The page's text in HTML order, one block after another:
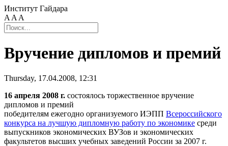
Институт Гайдара
A A A
Вручение дипломов и премий
Thursday, 17.04.2008, 12:31
16 апреля 2008 г. состоялось торжественное вручение
дипломов и премий
победителям ежегодно организуемого ИЭПП Всероссийского
конкурса на лучшую дипломную работу по экономике среди
выпускников экономических ВУЗов и экономических
факультетов высших учебных заведений России за 2007 г.